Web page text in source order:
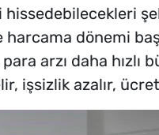
harcama dönemi
arzı daha hızlı
işsizlik azalır,